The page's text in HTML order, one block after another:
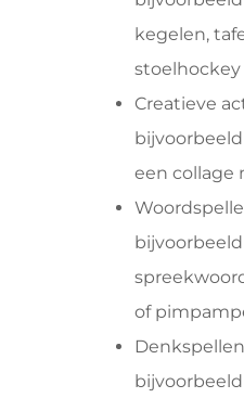
kegelen,
stoelhockey
Creatieve
een collage
of